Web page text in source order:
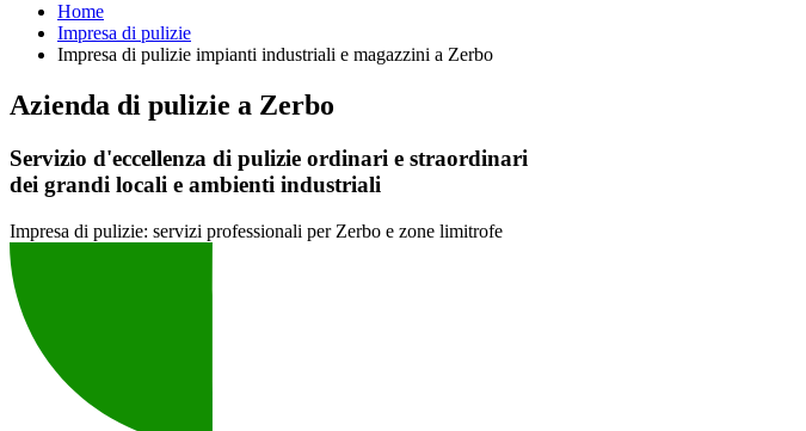
Home
Impresa di pulizie
Impresa di pulizie impianti industriali e magazzini a Zerbo
Azienda di pulizie a Zerbo
Servizio d'eccellenza di pulizie ordinari e straordinari
dei grandi locali e ambienti industriali
Impresa di pulizie: servizi professionali per Zerbo e zone limitrofe